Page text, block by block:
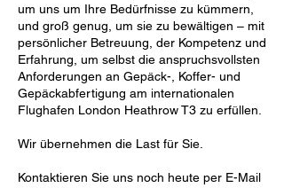
um uns um Ihre Bedürfnisse zu kümmern,
und groß genug, um sie zu bewältigen – mit
persönlicher Betreuung, der Kompetenz und
Erfahrung, um selbst die anspruchsvollsten
Anforderungen an Gepäck-, Koffer- und
Gepäckabfertigung am internationalen
Flughafen London Heathrow T3 zu erfüllen.
Wir übernehmen die Last für Sie.
Kontaktieren Sie uns noch heute per E-Mail